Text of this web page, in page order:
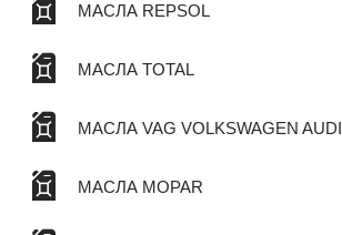
МАСЛА REPSOL
МАСЛА TOTAL
МАСЛА VAG VOLKSWAGEN AUDI
МАСЛА MOPAR